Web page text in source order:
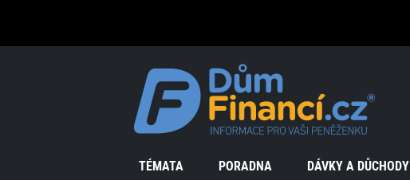
TÉMATA PORADNA DÁVKY A DŮCHODY